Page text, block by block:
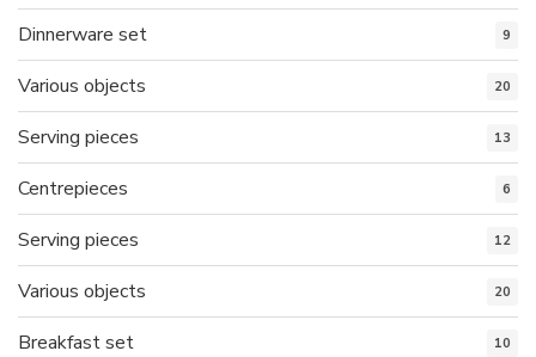
Dinnerware set 9
Various objects 20
Serving pieces 13
Centrepieces 6
Serving pieces 12
Various objects 20
Breakfast set 10